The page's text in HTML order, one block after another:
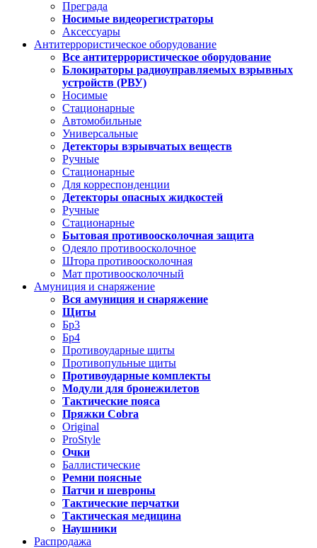
Преграда
Носимые видеорегистраторы
Аксессуары
Антитеррористическое оборудование
Все антитеррористическое оборудование
Блокираторы радиоуправляемых взрывных
устройств (РВУ)
Носимые
Стационарные
Автомобильные
Универсальные
Детекторы взрывчатых веществ
Ручные
Стационарные
Для корреспонденции
Детекторы опасных жидкостей
Ручные
Стационарные
Бытовая противоосколочная защита
Одеяло противоосколочное
Штора противоосколочная
Мат противоосколочный
Амуниция и снаряжение
Вся амуниция и снаряжение
Щиты
Бр3
Бр4
Противоударные щиты
Противопульные щиты
Противоударные комплекты
Модули для бронежилетов
Тактические пояса
Пряжки Cobra
Original
ProStyle
Очки
Баллистические
Ремни поясные
Патчи и шевроны
Тактические перчатки
Тактическая медицина
Наушники
Распродажа